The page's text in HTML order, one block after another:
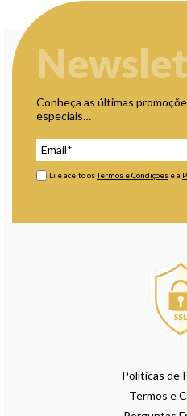
Conheça as últimas
especiais…
Li e aceito osTermos e Condições e a
Políticas de
Termos e